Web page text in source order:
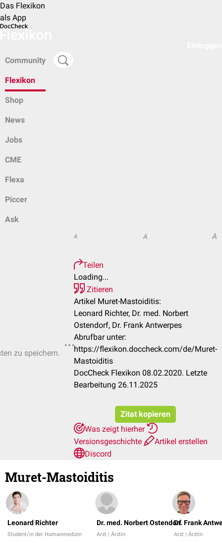
Das Flexikon
als App
Community
Flexikon
Shop
News
Jobs
CME
Flexa
Piccer
Ask
zu speichern.
A A A
Teilen
Loading...
Zitieren
Artikel Muret-Mastoiditis:
Leonard Richter, Dr. med. Norbert
Ostendorf, Dr. Frank Antwerpes
Abrufbar unter:
https://flexikon.doccheck.com/de/Muret-
Mastoiditis
DocCheck Flexikon 08.02.2020. Letzte
Bearbeitung 26.11.2025
Zitat kopieren
Was zeigt hierher
Versionsgeschichte
Artikel erstellen
Discord
Muret-Mastoiditis
Leonard Richter
Student/in der Humanmedizin
Dr. med. Norbert Ostendorf
Arzt | Ärztin
Dr. Frank
Arzt | Ärztin